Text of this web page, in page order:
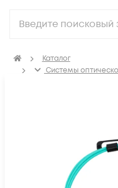
Каталог
Системы